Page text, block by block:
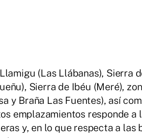
(Las Llábanas), Sierra
Sierra de Ibéu (Meré),
y Braña Las Fuentes), así
emplazamientos responde a
y, en lo que respecta a las